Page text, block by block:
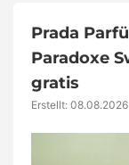
Prada
Paradoxe
gratis
Erstellt: 08.08.2026